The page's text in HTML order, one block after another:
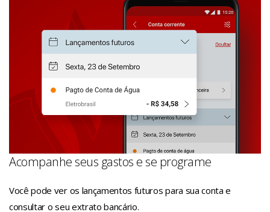
Acompanhe seus gastos e se programe
Você pode ver os lançamentos futuros para sua conta e
consultar o seu extrato bancário.